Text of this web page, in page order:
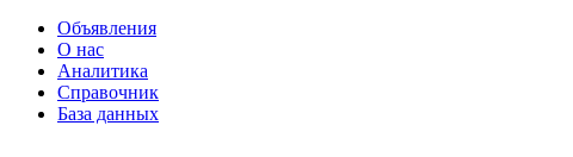
Объявления
О нас
Аналитика
Справочник
База данных